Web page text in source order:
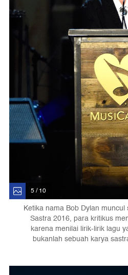
5 / 10
Ketika nama Bob Dylan
Sastra 2016, para kritikus
karena menilai lirik-lirik lagu
bukanlah sebuah karya